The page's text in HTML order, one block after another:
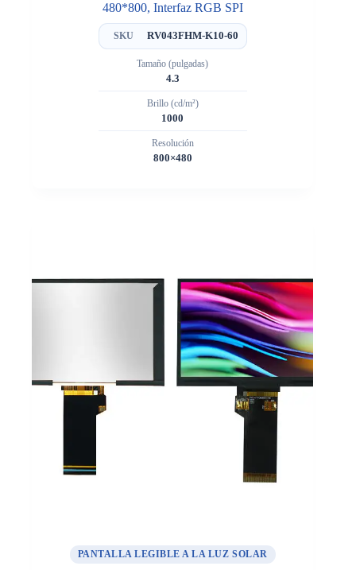
480*800, Interfaz RGB SPI
SKU RV043FHM-K10-60
Tamaño (pulgadas)
4.3
Brillo (cd/m²)
1000
Resolución
800×480
PANTALLA LEGIBLE A LA LUZ SOLAR